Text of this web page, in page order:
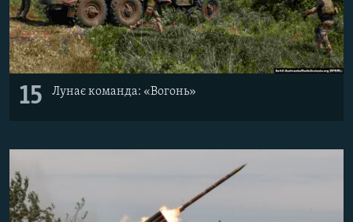
15 Лунає команда: «Вогонь»